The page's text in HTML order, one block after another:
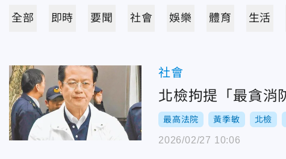
全部 即時 要聞 社會 娛樂 體育 生活
社會
北檢拘提「最貪
最高法院 黃季敏 北檢
2026/02/27 10:06